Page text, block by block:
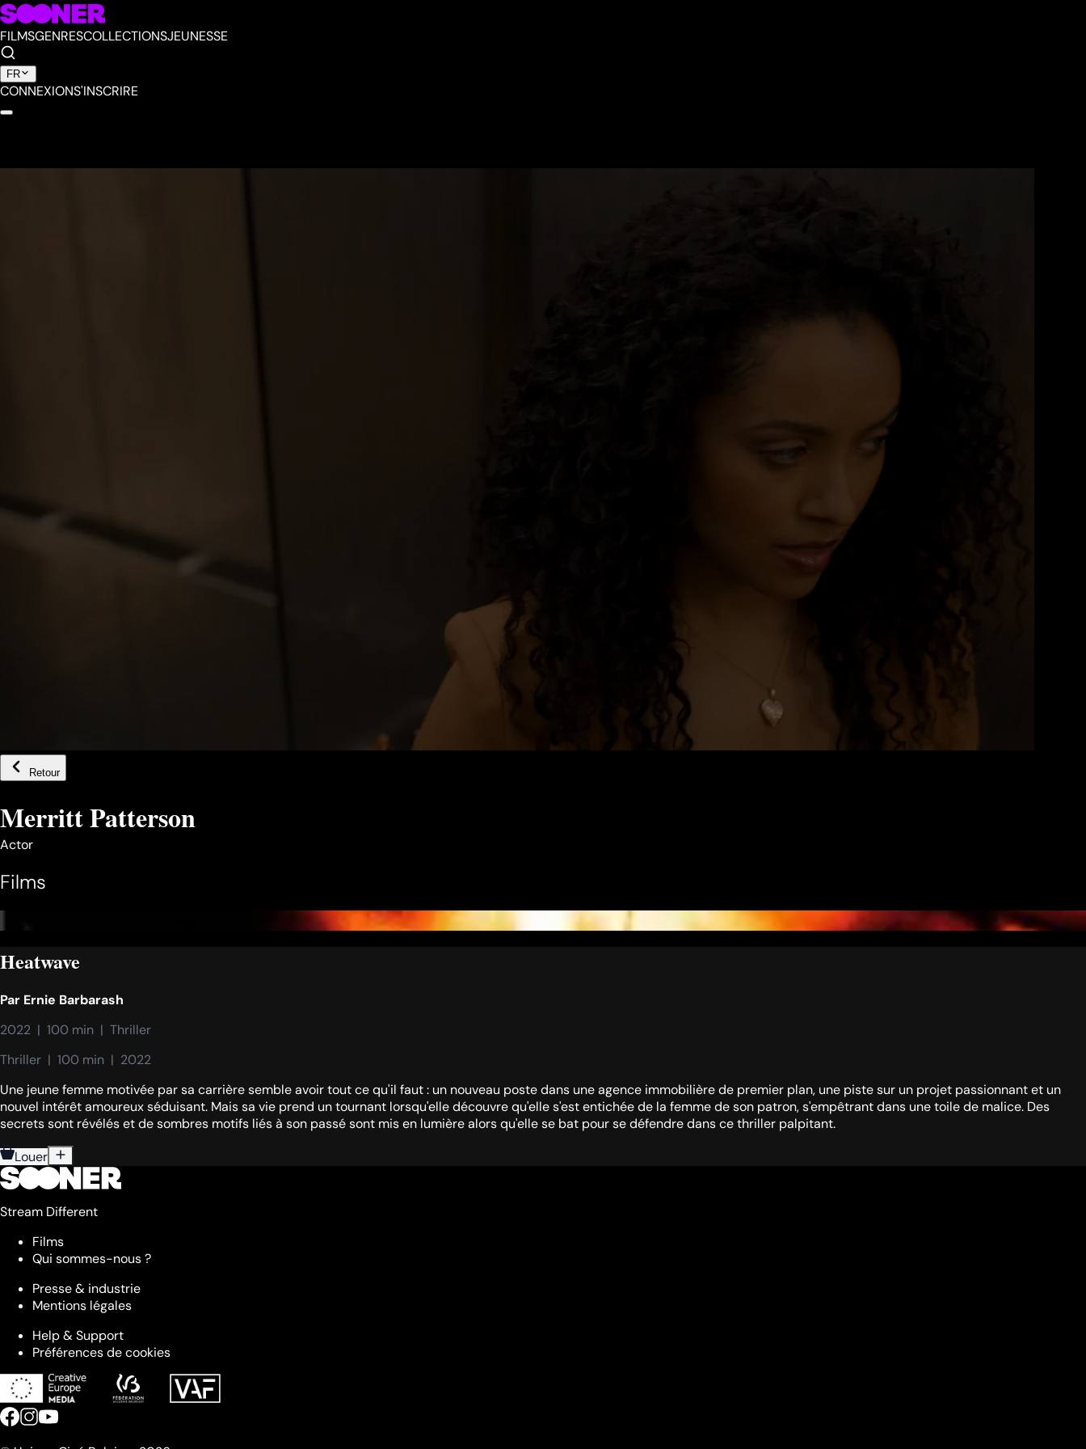
FILMSGENRESCOLLECTIONSJEUNESSE
FR
CONNEXIONS'INSCRIRE
Retour
Merritt Patterson
Actor
Films
Heatwave
Par Ernie Barbarash
2022  |  100 min  |  Thriller
Thriller  |  100 min  |  2022
Une jeune femme motivée par sa carrière semble avoir tout ce qu'il faut : un nouveau poste dans une agence immobilière de premier plan, une piste sur un projet passionnant et un
nouvel intérêt amoureux séduisant. Mais sa vie prend un tournant lorsqu'elle découvre qu'elle s'est entichée de la femme de son patron, s'empêtrant dans une toile de malice. Des
secrets sont révélés et de sombres motifs liés à son passé sont mis en lumière alors qu'elle se bat pour se défendre dans ce thriller palpitant.
Louer
Stream Different
Films
Qui sommes-nous ?
Presse & industrie
Mentions légales
Help & Support
Préférences de cookies